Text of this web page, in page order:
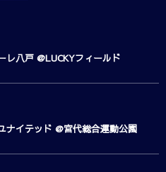
レ八戸 @LUCKYフィールド
ナイテッド @宮代総合運動公園